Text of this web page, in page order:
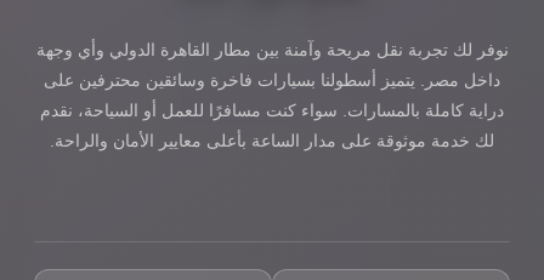
نوفر لك تجربة نقل مريحة وآمنة بين مطار القاهرة الدولي وأي وجهة
داخل مصر. يتميز أسطولنا بسيارات فاخرة وسائقين محترفين على
دراية كاملة بالمسارات. سواء كنت مسافرًا للعمل أو السياحة، نقدم
لك خدمة موثوقة على مدار الساعة بأعلى معايير الأمان والراحة.